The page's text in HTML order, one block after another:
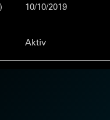
10/10/2019
Aktiv